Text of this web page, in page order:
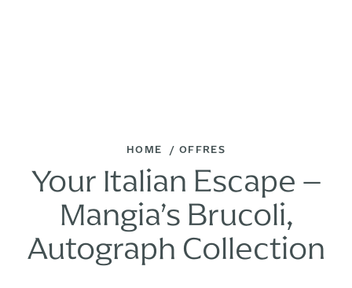
HOME OFFRES
Your Italian Escape –
Mangia’s Brucoli,
Autograph Collection